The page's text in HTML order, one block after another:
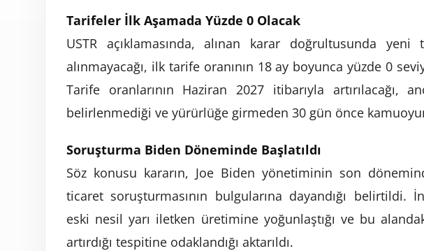
Tarifeler İlk Aşamada Yüzde 0 Olacak
USTR açıklamasında, alınan karar doğrultusunda
alınmayacağı, ilk tarife oranının 18 ay boyunca yüzde 0
Tarife oranlarının Haziran 2027 itibarıyla artırılacağı,
belirlenmediği ve yürürlüğe girmeden 30 gün önce
Soruşturma Biden Döneminde Başlatıldı
Söz konusu kararın, Joe Biden yönetiminin son
ticaret soruşturmasının bulgularına dayandığı belirtildi.
eski nesil yarı iletken üretimine yoğunlaştığı ve bu
artırdığı tespitine odaklandığı aktarıldı.